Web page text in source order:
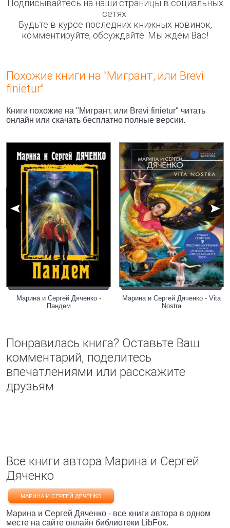
Подписывайтесь на наши страницы в социальных
сетях.
Будьте в курсе последних книжных новинок,
комментируйте, обсуждайте. Мы ждём Вас!
Похожие книги на "Мигрант, или Brevi
finietur"
Книги похожие на "Мигрант, или Brevi finietur" читать
онлайн или скачать бесплатно полные версии.
Марина и Сергей Дяченко -
Пандем
Марина и Сергей Дяченко - Vita
Nostra
Понравилась книга? Оставьте Ваш
комментарий, поделитесь
впечатлениями или расскажите
друзьям
Все книги автора Марина и Сергей
Дяченко
МАРИНА И СЕРГЕЙ ДЯЧЕНКО
Марина и Сергей Дяченко - все книги автора в одном
месте на сайте онлайн библиотеки LibFox.